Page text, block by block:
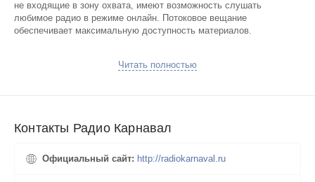
не входящие в зону охвата, имеют возможность слушать
любимое радио в режиме онлайн. Потоковое вещание
обеспечивает максимальную доступность материалов.
отечественные композиции незабываемых «девяностых». Чуть
ведущих, зарядит энергией и позитивом на весь предстоящий
день. Короткие ежечасные информационные вставки посвящены
Читать полностью
Контакты Радио Карнавал
Официальный сайт: http://radiokarnaval.ru